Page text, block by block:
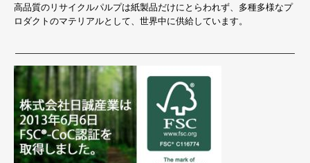
高品質のリサイクルパルプは紙製品だけにとらわれず、多種多様なプ
ロダクトのマテリアルとして、世界中に供給しています。